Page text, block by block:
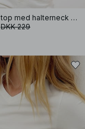
Struktureret top med halterneck og knapper
DKK 229